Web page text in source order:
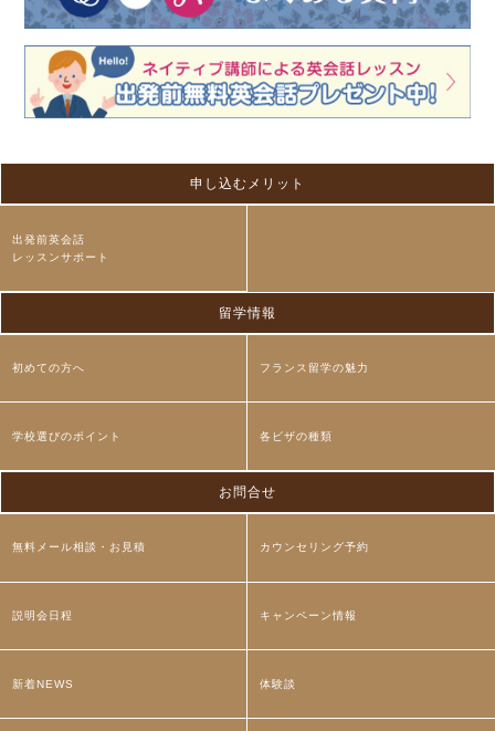
申し込むメリット
出発前英会話
レッスンサポート
留学情報
初めての方へ フランス留学の魅力
学校選びのポイント 各ビザの種類
お問合せ
無料メール相談・お見積 カウンセリング予約
説明会日程 キャンペーン情報
新着NEWS 体験談